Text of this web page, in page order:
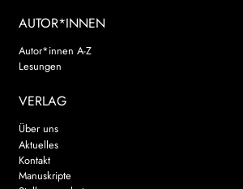
AUTOR*INNEN
Autor*innen A-Z
Lesungen
VERLAG
Über uns
Aktuelles
Kontakt
Manuskripte